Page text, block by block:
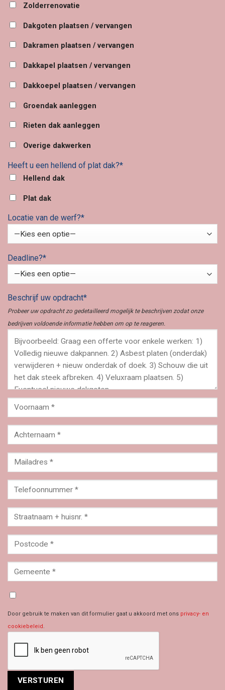
Zolderrenovatie
Dakgoten plaatsen / vervangen
Dakramen plaatsen / vervangen
Dakkapel plaatsen / vervangen
Dakkoepel plaatsen / vervangen
Groendak aanleggen
Rieten dak aanleggen
Overige dakwerken
Heeft u een hellend of plat dak?*
Hellend dak
Plat dak
Locatie van de werf?*
Deadline?*
Beschrijf uw opdracht*
Probeer uw opdracht zo gedetailleerd mogelijk te beschrijven zodat onze
bedrijven voldoende informatie hebben om op te reageren.
Door gebruik te maken van dit formulier gaat u akkoord met ons privacy- en
cookiebeleid.